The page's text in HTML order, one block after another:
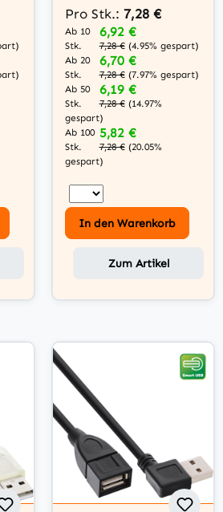
Pro Stk.: 7,28 €
Ab 10
Stk.
6,92 €
7,28 € (4.95% gespart)
Ab 20
Stk.
6,70 €
7,28 € (7.97% gespart)
Ab 50
Stk.
6,19 €
7,28 € (14.97%
gespart)
Ab 100
Stk.
5,82 €
7,28 € (20.05%
gespart)
In den Warenkorb
Zum Artikel